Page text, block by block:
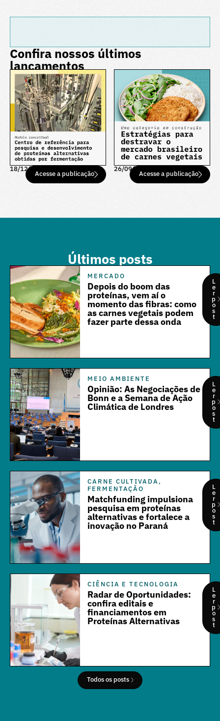
Confira nossos últimos
lançamentos
18/12/25
Acesse a publicação
26/09/25
Acesse a publicação
Últimos posts
MERCADO
Depois do boom das
proteínas, vem aí o
momento das fibras: como
as carnes vegetais podem
fazer parte dessa onda
L
e
r
p
o
s
t
MEIO AMBIENTE
Opinião: As Negociações de
Bonn e a Semana de Ação
Climática de Londres
L
e
r
p
o
s
t
CARNE CULTIVADA,
FERMENTAÇÃO
Matchfunding impulsiona
pesquisa em proteínas
alternativas e fortalece a
inovação no Paraná
L
e
r
p
o
s
t
CIÊNCIA E TECNOLOGIA
Radar de Oportunidades:
confira editais e
financiamentos em
Proteínas Alternativas
L
e
r
p
o
s
t
Todos os posts